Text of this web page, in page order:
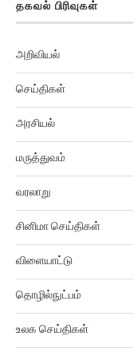
அறிவியல்
செய்திகள்
அரசியல்
மருத்துவம்
வரலாறு
சினிமா செய்திகள்
விளையாட்டு
தொழில்நுட்பம்
உலக செய்திகள்